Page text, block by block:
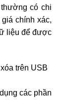
có chi
chính xác,
liệu để được
trên USB
các phần